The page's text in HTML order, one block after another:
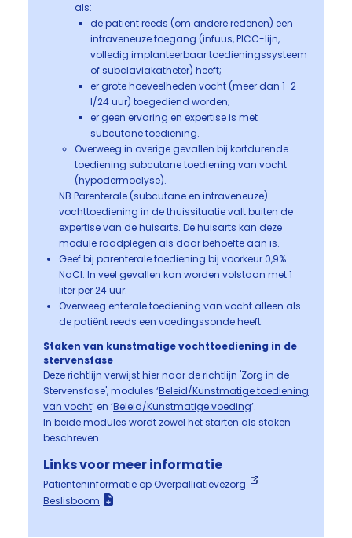
als:
de patiënt reeds (om andere redenen) een
intraveneuze toegang (infuus, PICC-lijn,
volledig implanteerbaar toedieningssysteem
of subclaviakatheter) heeft;
er grote hoeveelheden vocht (meer dan 1-2
l/24 uur) toegediend worden;
er geen ervaring en expertise is met
subcutane toediening.
Overweeg in overige gevallen bij kortdurende
toediening subcutane toediening van vocht
(hypodermoclyse).​​​
NB Parenterale (subcutane en intraveneuze)
vochttoediening in de thuissituatie valt buiten de
expertise van de huisarts. De huisarts kan deze
module raadplegen als daar behoefte aan is.
Geef bij parenterale toediening bij voorkeur 0,9%
NaCl. In veel gevallen kan worden volstaan met 1
liter per 24 uur.
Overweeg enterale toediening van vocht alleen als
de patiënt reeds een voedingssonde heeft.
Staken van kunstmatige vochttoediening in de
stervensfase
Deze richtlijn verwijst hier naar de richtlijn 'Zorg in de
Stervensfase', modules ‘Beleid/Kunstmatige toediening
van vocht’ en ‘Beleid/Kunstmatige voeding’.
In beide modules wordt zowel het starten als staken
beschreven.
Links voor meer informatie
Patiënteninformatie op Overpalliatievezorg
Beslisboom